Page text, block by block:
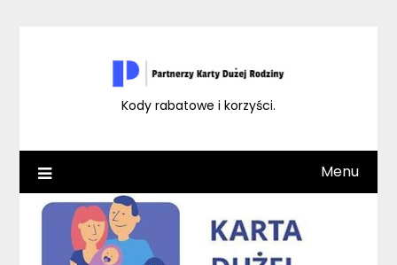
Kody rabatowe i korzyści.
Menu